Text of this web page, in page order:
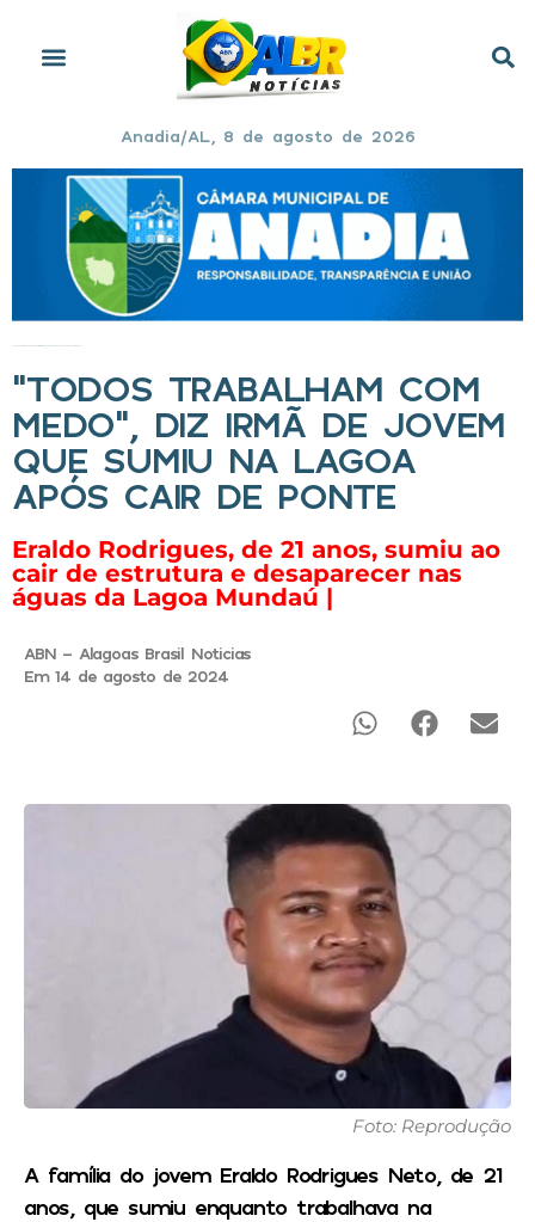
Anadia/AL, 8 de agosto de 2026
“TODOS TRABALHAM COM
MEDO”, DIZ IRMÃ DE JOVEM
QUE SUMIU NA LAGOA
APÓS CAIR DE PONTE
Eraldo Rodrigues, de 21 anos, sumiu ao
cair de estrutura e desaparecer nas
águas da Lagoa Mundaú |
ABN - Alagoas Brasil Noticias
Em 14 de agosto de 2024
Foto: Reprodução
A família do jovem Eraldo Rodrigues Neto, de 21
anos, que sumiu enquanto trabalhava na